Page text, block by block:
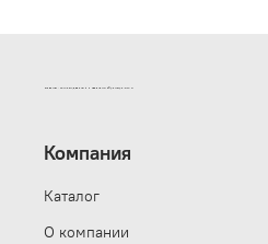
ИНТЕРНЕТ-МАГАЗИН ДВЕРНОЙ И МЕБЕЛЬНОЙ ФУРНИТУРЫ САМ
Компания
Каталог
О компании